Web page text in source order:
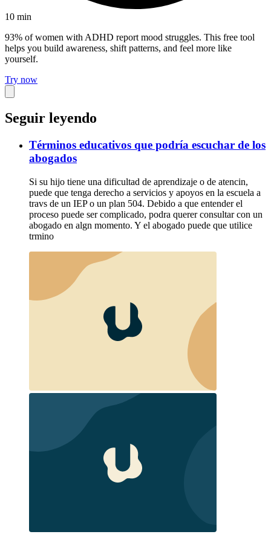
10 min
93% of women with ADHD report mood struggles. This free tool
helps you build awareness, shift patterns, and feel more like
yourself.
Try now
Seguir leyendo
Términos educativos que podría escuchar de los
abogados
Si su hijo tiene una dificultad de aprendizaje o de atencin,
puede que tenga derecho a servicios y apoyos en la escuela a
travs de un IEP o un plan 504. Debido a que entender el
proceso puede ser complicado, podra querer consultar con un
abogado en algn momento. Y el abogado puede que utilice
trmino